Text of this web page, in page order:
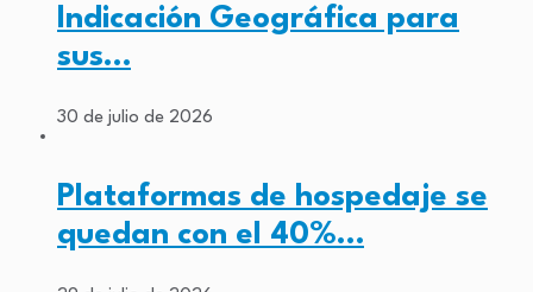
Indicación Geográfica para
sus…
30 de julio de 2026
Plataformas de hospedaje se
quedan con el 40%…